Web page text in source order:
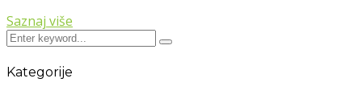
Saznaj više
Kategorije